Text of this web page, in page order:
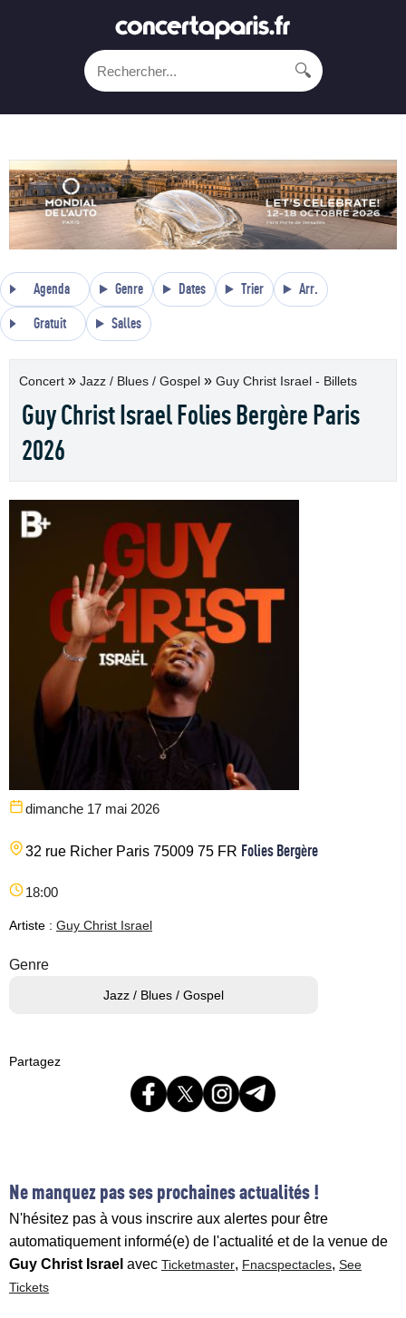
🔍
Agenda Genre Dates Trier Arr.
Gratuit Salles
Concert » Jazz / Blues / Gospel » Guy Christ Israel - Billets
Guy Christ Israel Folies Bergère Paris
2026
dimanche 17 mai 2026
32 rue Richer Paris 75009 75 FR Folies Bergère
18:00
Artiste : Guy Christ Israel
Genre
Jazz / Blues / Gospel
Partagez
Ne manquez pas ses prochaines actualités !
N'hésitez pas à vous inscrire aux alertes pour être
automatiquement informé(e) de l'actualité et de la venue de
Guy Christ Israel avec Ticketmaster, Fnacspectacles, See
Tickets